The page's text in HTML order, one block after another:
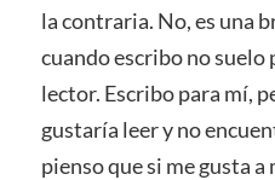
la contraria. No, es una
cuando escribo no suelo
lector. Escribo para mí,
gustaría leer y no
pienso que si me gusta